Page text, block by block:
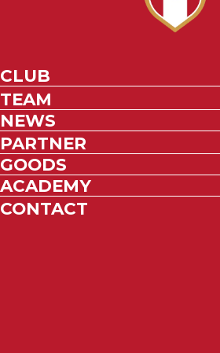
CLUB
TEAM
NEWS
PARTNER
GOODS
ACADEMY
CONTACT